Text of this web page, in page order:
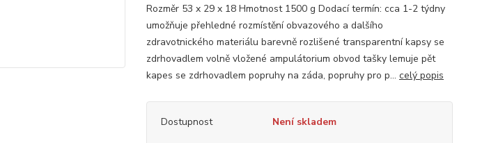
Rozměr 53 x 29 x 18 Hmotnost 1500 g Dodací termín: cca 1-2 týdny
umožňuje přehledné rozmístění obvazového a dalšího
zdravotnického materiálu barevně rozlišené transparentní kapsy se
zdrhovadlem volně vložené ampulátorium obvod tašky lemuje pět
kapes se zdrhovadlem popruhy na záda, popruhy pro p... celý popis
Dostupnost Není skladem